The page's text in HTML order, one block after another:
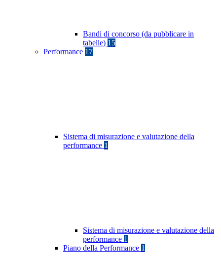
Bandi di concorso (da pubblicare in
tabelle) 15
Performance 17
Sistema di misurazione e valutazione della
performance 1
Sistema di misurazione e valutazione della
performance 1
Piano della Performance 1